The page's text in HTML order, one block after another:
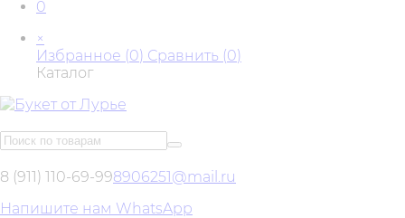
0
×
Избранное (0) Сравнить (0)
Каталог
8 (911) 110-69-998906251@mail.ru
Напишите нам WhatsApp